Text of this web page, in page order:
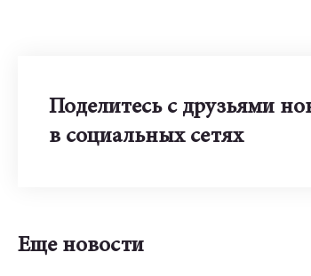
Поделитесь с друзьями
в социальных сетях
Еще новости